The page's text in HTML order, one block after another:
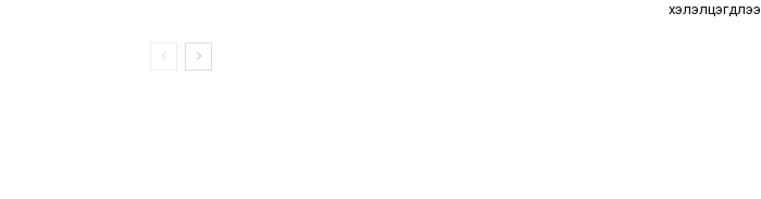
хэлэлцэгдлээ